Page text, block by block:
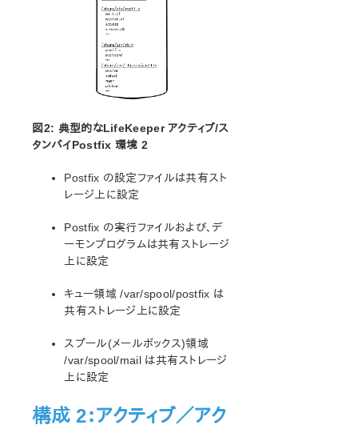
Apache Recovery Kit 管理ガイド
DB2 Recovery Kit 管理ガイド
Recovery Kit for EC2™ 管理ガイド
LB Health Check Kit管理ガイド
Logical Volume Manager Recovery Kit 管理ガイド
MySQL Recovery Kit 管理ガイド
WebSphere MQ Recovery Kit 管理ガイド
NFS Recovery Kit 管理ガイド
Recovery Kit for Oracle® Cloud Infrastructure 管理ガイ
Oracle® Recovery Kit 管理ガイド
PostgreSQL Recovery Kit 管理ガイド
Postfix ハードウェア要件とソフトウェア要件
LifeKeeper for Linux Postfix Recovery Kit の設定
Postfix の設定要件
ポート定義とPostfix Recovery Kit
構成例
図2: 典型的なLifeKeeper アクティブ/ス
タンバイPostfix 環境 2
Postfix の設定ファイルは共有スト
レージ上に設定
Postfix の実行ファイルおよび、デ
ーモンプログラムは共有ストレージ
上に設定
キュー領域 /var/spool/postfix は
共有ストレージ上に設定
スプール(メールボックス)領域
/var/spool/mail は共有ストレージ
上に設定
構成 2：アクティブ／アク